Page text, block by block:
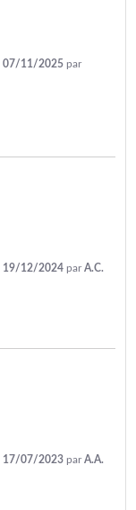
07/11/2025 par
19/12/2024 parA.C.
17/07/2023 parA.A.